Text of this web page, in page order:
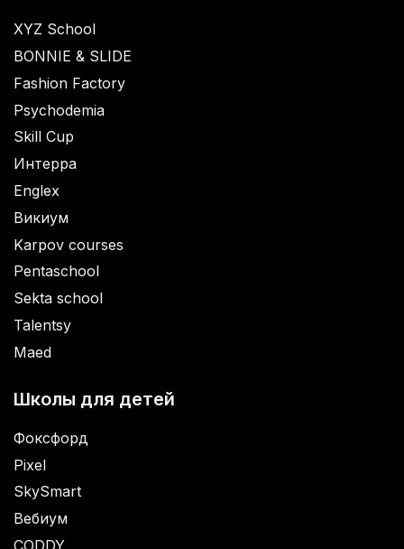
XYZ School
BONNIE & SLIDE
Fashion Factory
Psychodemia
Skill Cup
Интерра
Englex
Викиум
Karpov courses
Pentaschool
Sekta school
Talentsy
Maed
Школы для детей
Фоксфорд
Pixel
SkySmart
Вебиум